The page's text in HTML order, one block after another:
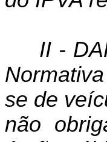
II -
se de
não